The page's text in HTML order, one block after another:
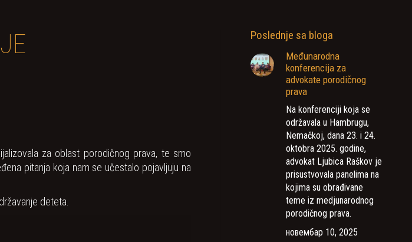
za oblast porodičnog prava, te smo
pitanja koja nam se učestalo pojavljuju na
deteta.
Poslednje sa bloga
Međunarodna
konferencija za
advokate porodičnog
prava
Na konferenciji koja se
održavala u Hambrugu,
Nemačkoj, dana 23. i 24.
oktobra 2025. godine,
advokat Ljubica Raškov je
prisustvovala panelima na
kojima su obrađivane
teme iz medjunarodnog
porodičnog prava.
новембар 10, 2025